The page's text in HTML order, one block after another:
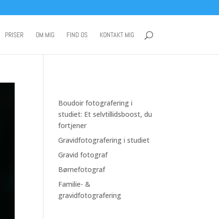
PRISER OM MIG FIND OS KONTAKT MIG
Boudoir fotografering i
studiet: Et selvtillidsboost, du
fortjener
Gravidfotografering i studiet
Gravid fotograf
Børnefotograf
Familie- &
gravidfotografering